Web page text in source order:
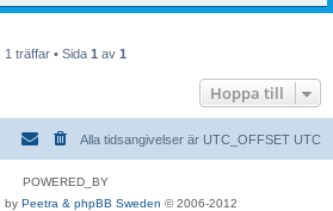
1 träffar • Sida 1 av 1
Hoppa till
Alla tidsangivelser är UTC_OFFSET UTC
POWERED_BY
by Peetra & phpBB Sweden © 2006-2012